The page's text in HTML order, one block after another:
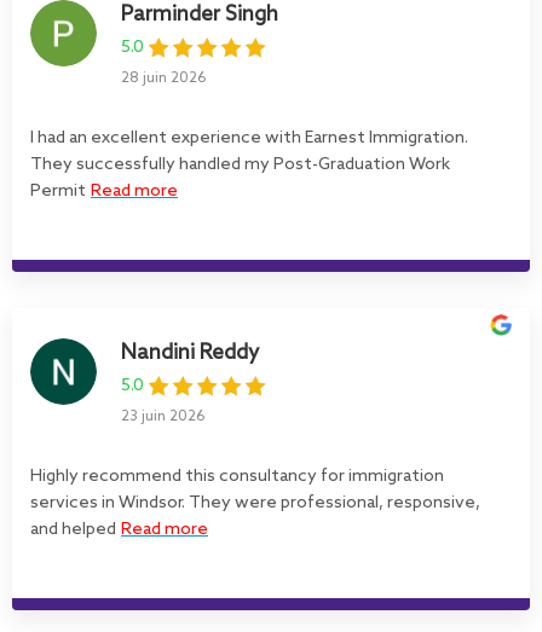
Parminder Singh
5.0
28 juin 2026
I had an excellent experience with Earnest Immigration.
They successfully handled my Post-Graduation Work
Permit Read more
Nandini Reddy
5.0
23 juin 2026
Highly recommend this consultancy for immigration
services in Windsor. They were professional, responsive,
and helped Read more